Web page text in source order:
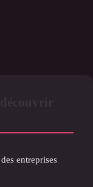
entreprises